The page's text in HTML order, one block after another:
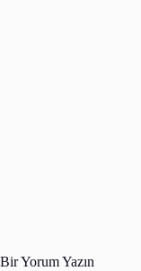
Bir Yorum Yazın